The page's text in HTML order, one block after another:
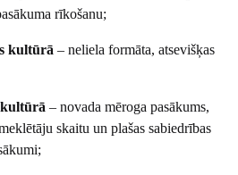
rīkošanu;
kultūrā – neliela formāta, atsevišķas
kultūrā – novada mēroga pasākums,
skaitu un plašas sabiedrības